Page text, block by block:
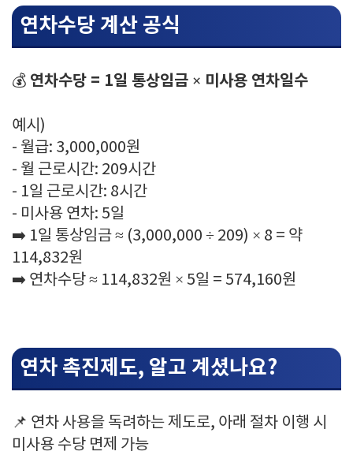
연차수당 계산 공식
💰 연차수당 = 1일 통상임금 × 미사용 연차일수
예시)
- 월급: 3,000,000원
- 월 근로시간: 209시간
- 1일 근로시간: 8시간
- 미사용 연차: 5일
➡️ 1일 통상임금 ≈ (3,000,000 ÷ 209) × 8 = 약
114,832원
➡️ 연차수당 ≈ 114,832원 × 5일 = 574,160원
연차 촉진제도, 알고 계셨나요?
📌 연차 사용을 독려하는 제도로, 아래 절차 이행 시
미사용 수당 면제 가능